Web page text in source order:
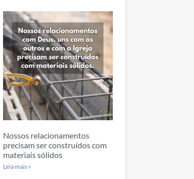
Nossos relacionamentos
precisam ser construídos com
materiais sólidos
Leia mais »